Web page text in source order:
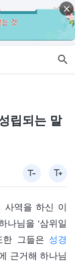
립되는 말
사역을 하신 이
나님을 ‘삼위일
한 그들은 성경
근거해 하나님